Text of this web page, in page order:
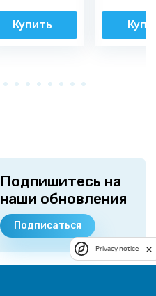
Купить
Подпишитесь на
наши обновления
Подписаться
Privacy notice